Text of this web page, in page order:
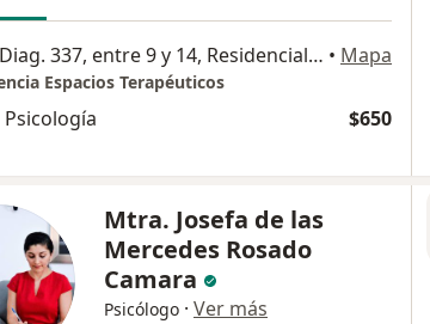
C. 12 Diag. 337, entre 9 y 14, Residencial San Carlos, 97130 Mérida, Yuc., Mérida • Mapa
Espacios Terapéuticos
$650
Mtra. Josefa de las
Mercedes Rosado
Camara
Psicólogo · Ver más